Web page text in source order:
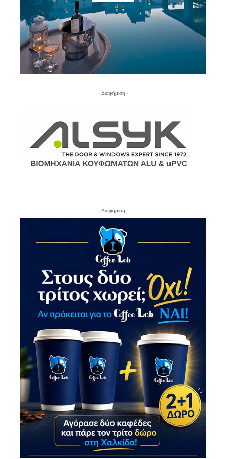
- Διαφήμιση -
- Διαφήμιση -